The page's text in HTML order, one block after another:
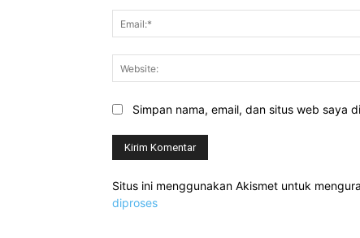
Simpan nama, email, dan situs web saya
Situs ini menggunakan Akismet untuk
diproses